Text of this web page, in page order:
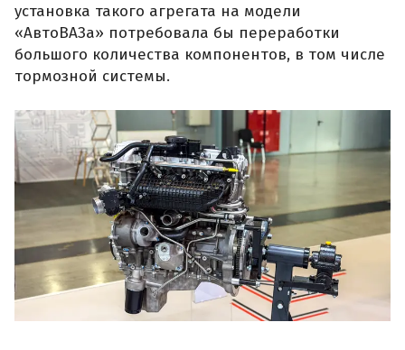
установка такого агрегата на модели
«АвтоВАЗа» потребовала бы переработки
большого количества компонентов, в том числе
тормозной системы.